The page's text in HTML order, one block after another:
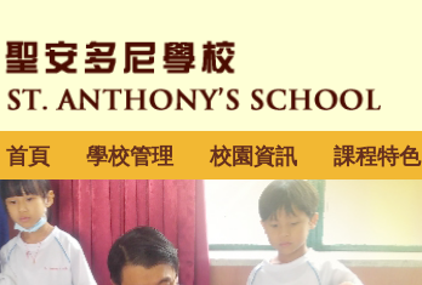
首頁 學校管理 校園資訊 課程特色